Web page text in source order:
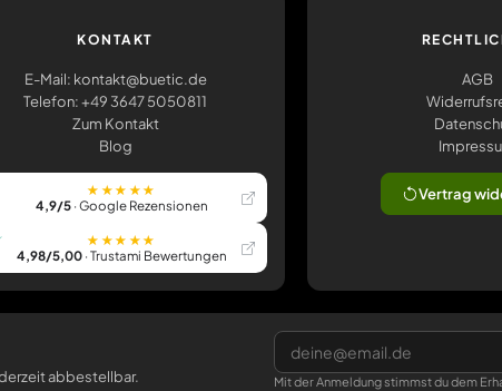
KONTAKT
E-Mail: kontakt@buetic.de
Telefon: +49 3647 5050811
Zum Kontakt
Blog
★★★★★
4,9/5 · Google Rezensionen
★★★★★
4,98/5,00 · Trustami Bewertungen
AGB
Vertrag
abbestellbar. Mit der Anmeldung stimmst du dem